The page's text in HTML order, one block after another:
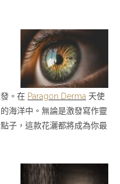
。在 Paragon Derma 天使
海洋中。無論是激發寫作靈
子，這款花灑都將成為你最